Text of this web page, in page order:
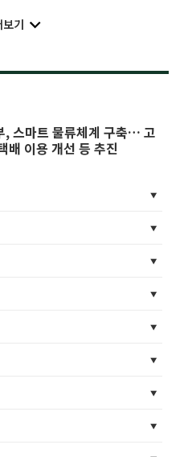
보기
, 스마트 물류체계 구축… 고
배 이용 개선 등 추진